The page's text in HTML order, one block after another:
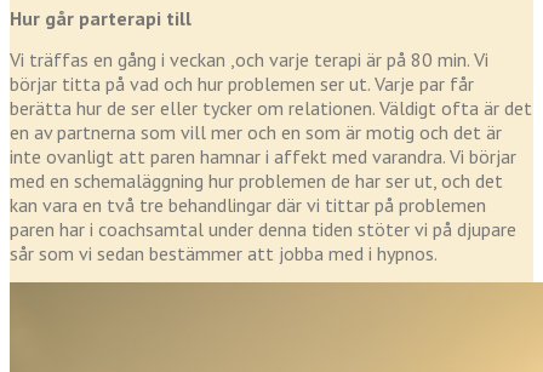
Hur går parterapi till
Vi träffas en gång i veckan ,och varje terapi är på 80 min. Vi
börjar titta på vad och hur problemen ser ut. Varje par får
berätta hur de ser eller tycker om relationen. Väldigt ofta är det
en av partnerna som vill mer och en som är motig och det är
inte ovanligt att paren hamnar i affekt med varandra. Vi börjar
med en schemaläggning hur problemen de har ser ut, och det
kan vara en två tre behandlingar där vi tittar på problemen
paren har i coachsamtal under denna tiden stöter vi på djupare
sår som vi sedan bestämmer att jobba med i hypnos.